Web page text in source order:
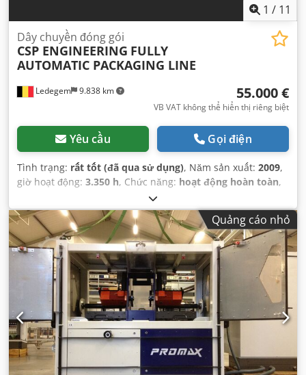
1 / 11
Ledegem 9.838 km
Dây chuyền đóng gói
CSP ENGINEERING FULLY
AUTOMATIC PACKAGING LINE
55.000 €
VB VAT không thể hiển thị riêng biệt
Yêu cầu Gọi điện
Tình trạng: rất tốt (đã qua sử dụng), Năm sản xuất: 2009,
giờ hoạt động: 3.350 h, Chức năng: hoạt động hoàn toàn,
, tổng chiều rộng:
tổng chiều cao:3.250 mm, loại dòng điện đầu vào:ba pha,
điện áp đầu vào:380 V, tốc độ chạy dao trục X:12 m/phút ,
chiều rộng làm việc:270 mm,
Quảng cáo nhỏ